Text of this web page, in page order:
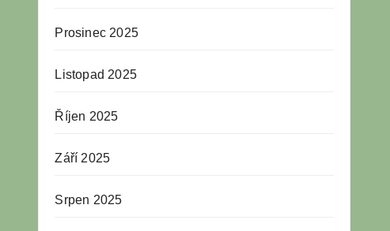
Prosinec 2025
Listopad 2025
Říjen 2025
Září 2025
Srpen 2025